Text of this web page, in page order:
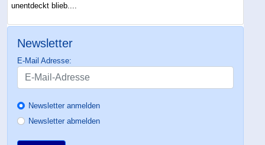
unentdeckt blieb....
Newsletter
E-Mail Adresse:
Newsletter anmelden
Newsletter abmelden